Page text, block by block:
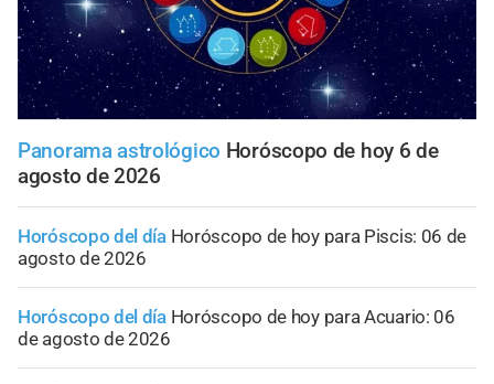
Panorama astrológico Horóscopo de hoy 6 de
agosto de 2026
Horóscopo del día Horóscopo de hoy para Piscis: 06 de
agosto de 2026
Horóscopo del día Horóscopo de hoy para Acuario: 06
de agosto de 2026